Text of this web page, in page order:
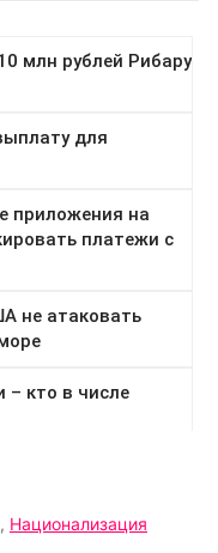
, Национализация